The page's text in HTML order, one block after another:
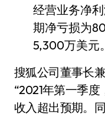
经营业务净
期净亏损为
5,300万美元。
搜狐公司董事长
“2021年第一季
收入超出预期。